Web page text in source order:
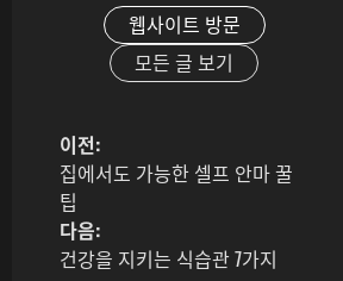
웹사이트 방문
모든 글 보기
게
시
물
이전:
집에서도 가능한 셀프 안마 꿀
팁
다음:
건강을 지키는 식습관 7가지